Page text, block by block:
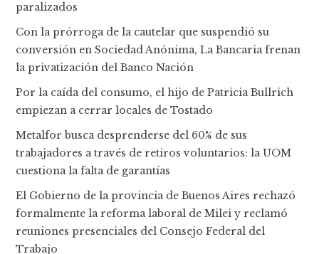
paralizados
Con la prórroga de la cautelar que suspendió su
conversión en Sociedad Anónima, La Bancaria frenan
la privatización del Banco Nación
Por la caída del consumo, el hijo de Patricia Bullrich
empiezan a cerrar locales de Tostado
Metalfor busca desprenderse del 60% de sus
trabajadores a través de retiros voluntarios: la UOM
cuestiona la falta de garantías
El Gobierno de la provincia de Buenos Aires rechazó
formalmente la reforma laboral de Milei y reclamó
reuniones presenciales del Consejo Federal del
Trabajo